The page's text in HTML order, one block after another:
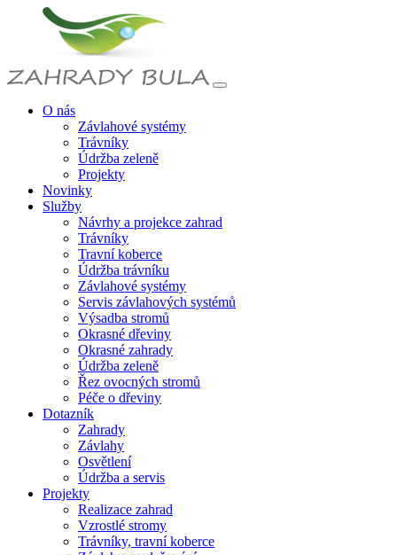
O nás
Závlahové systémy
Trávníky
Údržba zeleně
Projekty
Novinky
Služby
Návrhy a projekce zahrad
Trávníky
Travní koberce
Údržba trávníku
Závlahové systémy
Servis závlahových systémů
Výsadba stromů
Okrasné dřeviny
Okrasné zahrady
Údržba zeleně
Řez ovocných stromů
Péče o dřeviny
Dotazník
Zahrady
Závlahy
Osvětlení
Údržba a servis
Projekty
Realizace zahrad
Vzrostlé stromy
Trávníky, travní koberce